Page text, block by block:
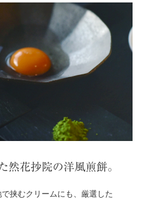
然花抄院の洋風煎餅。
挟むクリームにも、厳選した